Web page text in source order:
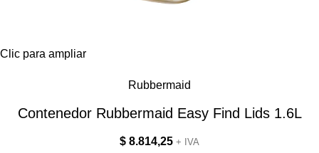
Clic para ampliar
Rubbermaid
Contenedor Rubbermaid Easy Find Lids 1.6L
$ 8.814,25 + IVA